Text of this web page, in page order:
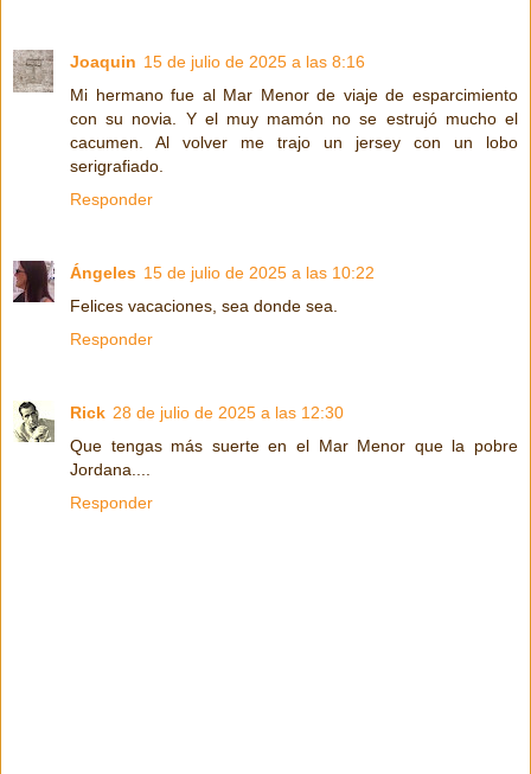
Joaquin 15 de julio de 2025 a las 8:16
Mi hermano fue al Mar Menor de viaje de esparcimiento
con su novia. Y el muy mamón no se estrujó mucho el
cacumen. Al volver me trajo un jersey con un lobo
serigrafiado.
Responder
Ángeles 15 de julio de 2025 a las 10:22
Felices vacaciones, sea donde sea.
Responder
Rick 28 de julio de 2025 a las 12:30
Que tengas más suerte en el Mar Menor que la pobre
Jordana....
Responder